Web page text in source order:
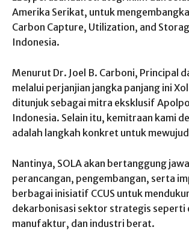
Amerika Serikat, untuk
Carbon Capture, Utilization, and
Indonesia.
Menurut Dr. Joel B. Carboni, Principal
melalui perjanjian jangka panjang ini
ditunjuk sebagai mitra eksklusif Apolpo
Indonesia. Selain itu, kemitraan kami
adalah langkah konkret untuk
Nantinya, SOLA akan bertanggung
perancangan, pengembangan, serta
berbagai inisiatif CCUS untuk
dekarbonisasi sektor strategis seperti
manufaktur, dan industri berat.